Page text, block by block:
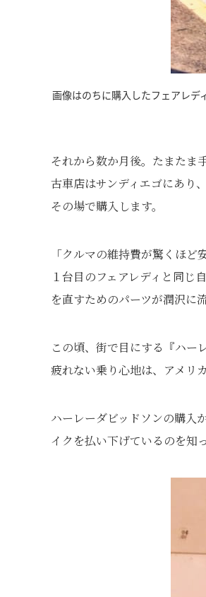
画像はのちに購入したフェアレデ
それから数か月後。たまたま
古車店はサンディエゴにあり
その場で購入します。
「クルマの維持費が驚くほ
１台目のフェアレディと同じ
を直すためのパーツが潤沢に
この頃、街で目にする『ハー
疲れない乗り心地は、アメリ
ハーレーダビッドソンの購入
イクを払い下げているのを知